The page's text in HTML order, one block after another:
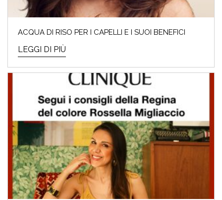
ACQUA DI RISO PER I CAPELLI E I SUOI BENEFICI
LEGGI DI PIÙ